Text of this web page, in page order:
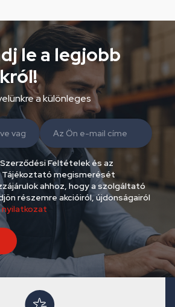
le a legjobb
a különleges
Feltételek és az
megismerését
ahhoz, hogy a szolgáltató
részemre akcióiról, újdonságairól